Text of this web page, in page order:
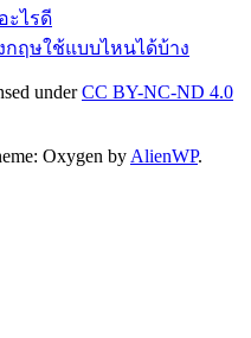
ะไรดี
ฤษใช้แบบไหนได้บ้าง
underCC BY-NC-ND 4.0
Oxygen by AlienWP.